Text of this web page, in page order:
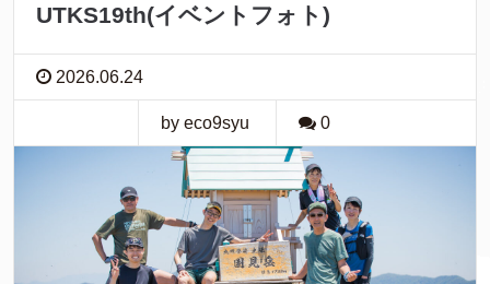
UTKS19th(イベントフォト)
2026.06.24
by eco9syu 0